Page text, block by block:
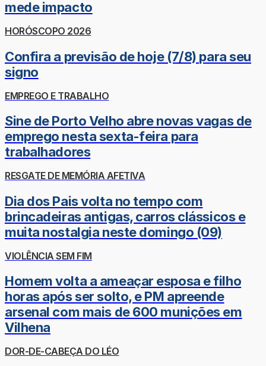
mede impacto
HORÓSCOPO 2026
Confira a previsão de hoje (7/8) para seu
signo
EMPREGO E TRABALHO
Sine de Porto Velho abre novas vagas de
emprego nesta sexta-feira para
trabalhadores
RESGATE DE MEMÓRIA AFETIVA
Dia dos Pais volta no tempo com
brincadeiras antigas, carros clássicos e
muita nostalgia neste domingo (09)
VIOLÊNCIA SEM FIM
Homem volta a ameaçar esposa e filho
horas após ser solto, e PM apreende
arsenal com mais de 600 munições em
Vilhena
DOR-DE-CABEÇA DO LÉO